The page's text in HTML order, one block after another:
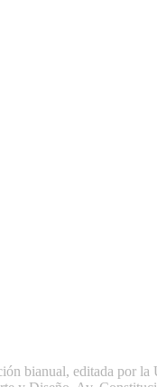
bianual, editada por